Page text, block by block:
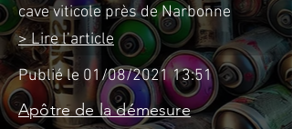
cave viticole près de Narbonne
> Lire l’article
Publié le 01/08/2021 13:51
Apôtre de la démesure